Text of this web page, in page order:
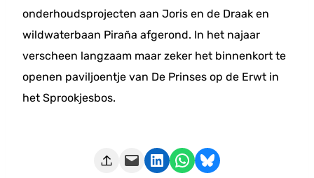
onderhoudsprojecten aan Joris en de Draak en
wildwaterbaan Piraña afgerond. In het najaar
verscheen langzaam maar zeker het binnenkort te
openen paviljoentje van De Prinses op de Erwt in
het Sprookjesbos.
Deze pagina e-mailen Delen op LinkedIn Delen via WhatsApp Share on Bluesky